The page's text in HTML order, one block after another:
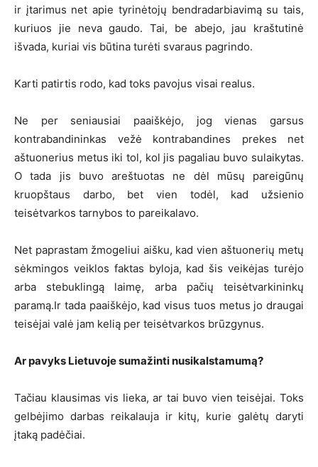
ir įtarimus net apie tyrinėtojų bendradarbiavimą su tais,
kuriuos jie neva gaudo. Tai, be abejo, jau kraštutinė
išvada, kuriai vis būtina turėti svaraus pagrindo.
Karti patirtis rodo, kad toks pavojus visai realus.
Ne per seniausiai paaiškėjo, jog vienas garsus
kontrabandininkas vežė kontrabandines prekes net
aštuonerius metus iki tol, kol jis pagaliau buvo sulaikytas.
O tada jis buvo areštuotas ne dėl mūsų pareigūnų
kruopštaus darbo, bet vien todėl, kad užsienio
teisėtvarkos tarnybos to pareikalavo.
Net paprastam žmogeliui aišku, kad vien aštuonerių metų
sėkmingos veiklos faktas byloja, kad šis veikėjas turėjo
arba stebuklingą laimę, arba pačių teisėtvarkininkų
paramą.Ir tada paaiškėjo, kad visus tuos metus jo draugai
teisėjai valė jam kelią per teisėtvarkos brūzgynus.
Ar pavyks Lietuvoje sumažinti nusikalstamumą?
Tačiau klausimas vis lieka, ar tai buvo vien teisėjai. Toks
gelbėjimo darbas reikalauja ir kitų, kurie galėtų daryti
įtaką padėčiai.